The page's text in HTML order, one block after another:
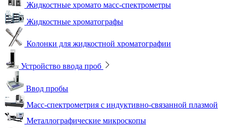
Жидкостные хромато масс-спектрометры
Жидкостные хроматографы
Колонки для жидкостной хроматографии
Устройство ввода проб
Ввод пробы
Масс-спектрометрия с индуктивно-связанной плазмой
Металлографические микроскопы